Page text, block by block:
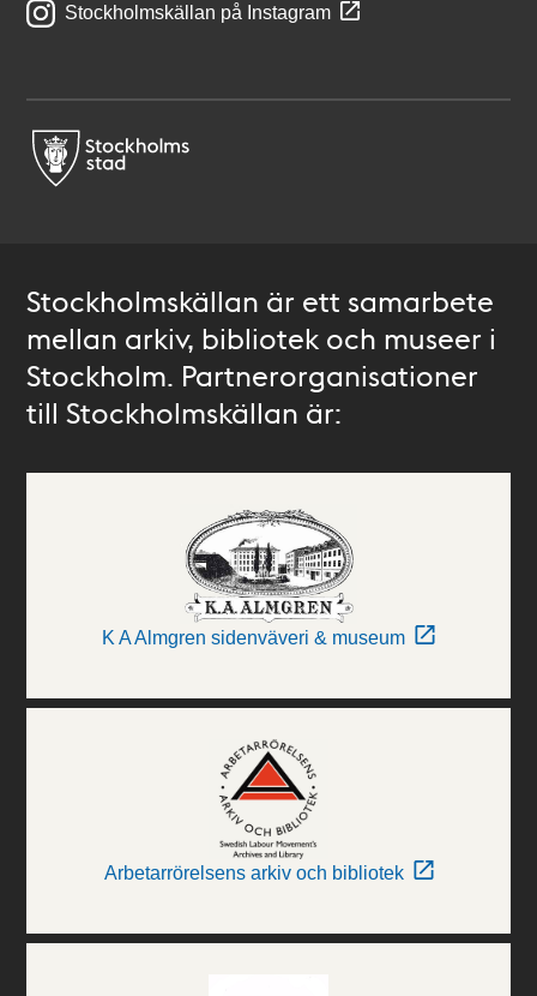
Stockholmskällan på Instagram
Stockholmskällan är ett samarbete
mellan arkiv, bibliotek och museer i
Stockholm. Partnerorganisationer
till Stockholmskällan är:
K A Almgren sidenväveri & museum
Arbetarrörelsens arkiv och bibliotek